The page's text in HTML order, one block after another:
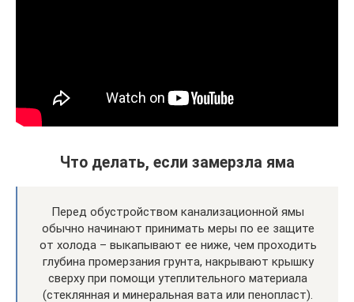
Что делать, если замерзла яма
Перед обустройством канализационной ямы
обычно начинают принимать меры по ее защите
от холода – выкапывают ее ниже, чем проходить
глубина промерзания грунта, накрывают крышку
сверху при помощи утеплительного материала
(стеклянная и минеральная вата или пенопласт).